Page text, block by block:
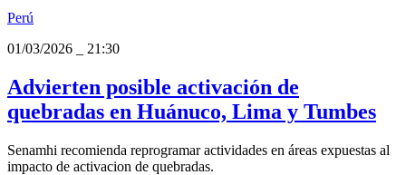
Perú
01/03/2026
21:30
Advierten posible activación de
quebradas en Huánuco, Lima y Tumbes
Senamhi recomienda reprogramar actividades en áreas expuestas al
impacto de activacion de quebradas.